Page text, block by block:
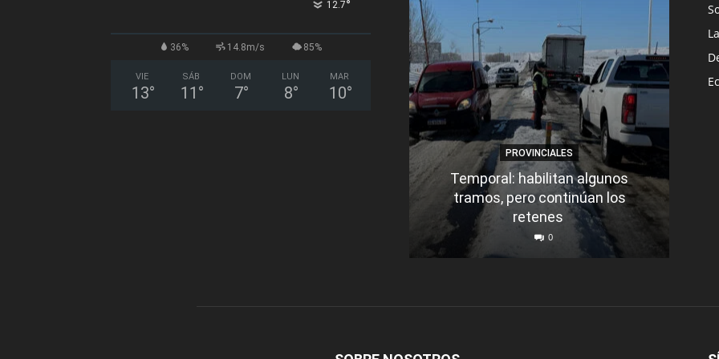
12.7°
36% 14.8m/s 85%
VIE
13°
SÁB
11 °
DOM
7°
LUN
8°
MAR
10°
PROVINCIALES
Temporal: habilitan algunos
tramos, pero continúan los
retenes
0